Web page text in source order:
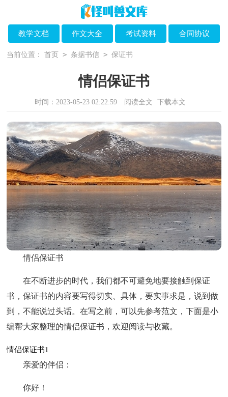
教学文档 作文大全 考试资料 合同协议
当前位置： 首页 > 条据书信 > 保证书
情侣保证书
时间：2023-05-23 02:22:59 阅读全文 下载本文
情侣保证书
在不断进步的时代，我们都不可避免地要接触到保证
书，保证书的内容要写得切实、具体，要实事求是，说到做
到，不能说过头话。在写之前，可以先参考范文，下面是小
编帮大家整理的情侣保证书，欢迎阅读与收藏。
情侣保证书1
亲爱的伴侣：
你好！